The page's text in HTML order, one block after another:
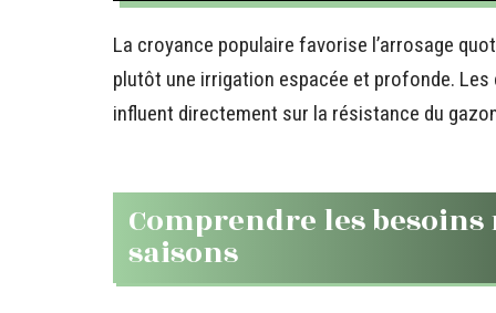
La croyance populaire favorise l’arrosage
plutôt une irrigation espacée et profonde.
influent directement sur la résistance du
Comprendre les
saisons